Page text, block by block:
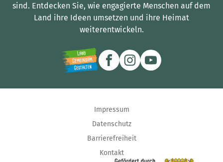
sind. Entdecken Sie, wie engagierte Menschen auf dem
Land ihre Ideen umsetzen und ihre Heimat
weiterentwickeln.
Impressum
Datenschutz
Barrierefreiheit
Kontakt